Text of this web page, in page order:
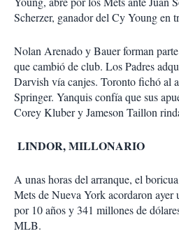
Scherzer, ganador del Cy Young en
Nolan Arenado y Bauer forman
que cambió de club. Los Padres
Darvish vía canjes. Toronto fichó al
Springer. Yanquis confía que sus
Corey Kluber y Jameson Taillon
LINDOR, MILLONARIO
A unas horas del arranque, el
Mets de Nueva York acordaron ayer
por 10 años y 341 millones de
MLB.